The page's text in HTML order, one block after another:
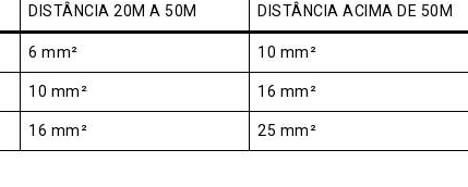
DISTÂNCIA 20M A 50M DISTÂNCIA ACIMA DE 50M
6 mm² 10 mm²
10 mm² 16 mm²
16 mm² 25 mm²